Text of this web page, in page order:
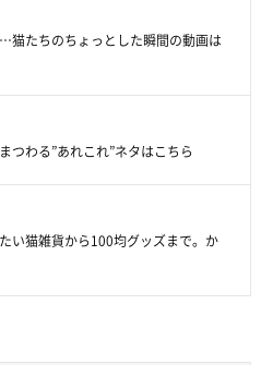
猫たちのちょっとした瞬間の動画は
つわる”あれこれ”ネタはこちら
い猫雑貨から100均グッズまで。か